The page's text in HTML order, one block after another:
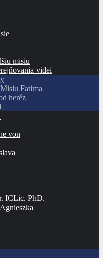
misiu
videí
Fatima
heréz
von
ICLic. PhD.